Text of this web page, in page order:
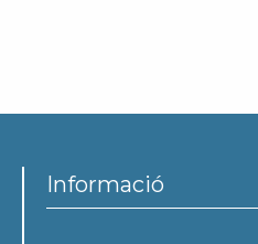
Informació